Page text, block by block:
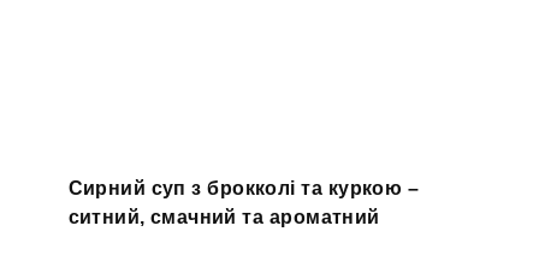
Сирний суп з брокколі та куркою –
ситний, смачний та ароматний